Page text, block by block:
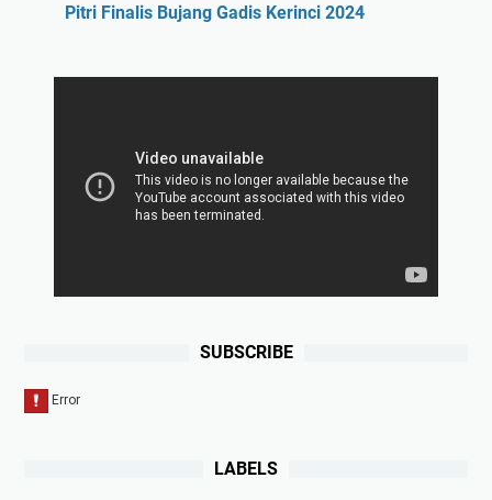
Pitri Finalis Bujang Gadis Kerinci 2024
SUBSCRIBE
LABELS